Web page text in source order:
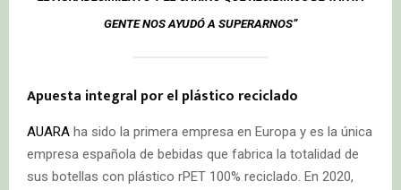
GENTE NOS AYUDÓ A SUPERARNOS”
Apuesta integral por el plástico reciclado
AUARA ha sido la primera empresa en Europa y es la única
empresa española de bebidas que fabrica la totalidad de
sus botellas con plástico rPET 100% reciclado. En 2020,